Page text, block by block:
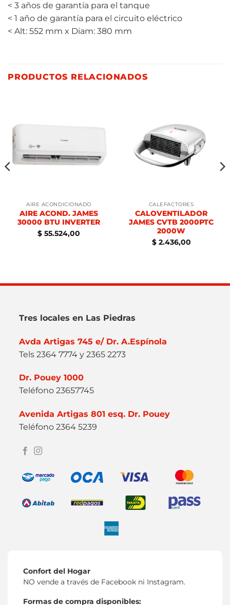
< 3 años de garantía para el tanque
< 1 año de garantía para el circuito eléctrico
< Alt: 552 mm x Diam: 380 mm
PRODUCTOS RELACIONADOS
AIRE ACONDICIONADO
AIRE ACOND. JAMES
30000 BTU INVERTER
$ 55.524,00
CALEFACTORES
CALOVENTILADOR
JAMES CVTB 2000PTC
2000W
$2.436,00
Tres locales en Las Piedras
Avda Artigas 745 e/ Dr. A.Espínola
Tels 2364 7774 y 2365 2273
Dr. Pouey 1000
Teléfono 23657745
Avenida Artigas 801 esq. Dr. Pouey
Teléfono 2364 5239
Confort del Hogar
NO vende a través de Facebook ni Instagram.
Formas de compra disponibles: